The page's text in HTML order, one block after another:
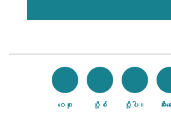
ဝေစု ပို့စ် ပို့ပါ။ အီး